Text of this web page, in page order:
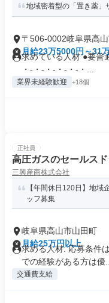
地域密着型の「置き薬」
〒506-0002岐阜県高
月給23万5000円～31
求めている人材 ●要普
・-・-・-・-・-・...
業界未経験歓迎 +18個
正社員
高圧ガスのセールス
三興産商株式会社
【年間休日120日】地域
ッフ募集
岐阜県高山市山田町
月給25万円以上
求める人材: 応募条件
での経験がある方は優...
交通費支給